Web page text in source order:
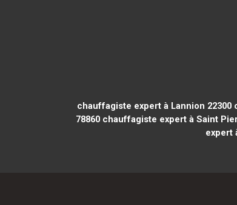
chauffagiste expert à Lannion 22300
78860 chauffagiste expert à Saint
expert